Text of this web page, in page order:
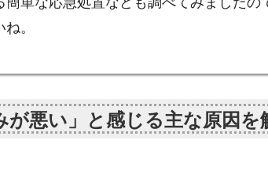
。
悪い」と感じる主な原因を